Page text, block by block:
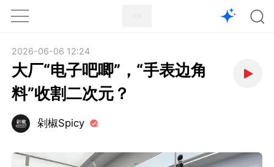
1X
2026-06-06 12:24
大厂“电子吧唧”，“手表边角
料”收割二次元？
剁椒Spicy